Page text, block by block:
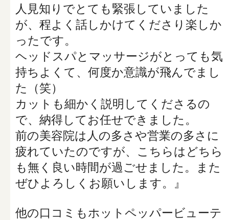
人見知りでとても緊張していました
が、程よく話しかけてくださり楽しか
ったです。
ヘッドスパとマッサージがとっても気
持ちよくて、何度か意識が飛んでまし
た（笑）
カットも細かく説明してくださるの
で、納得してお任せできました。
前の美容院は人の多さや営業の多さに
疲れていたのですが、こちらはどちら
も無く良い時間が過ごせました。また
ぜひよろしくお願いします。』
他の口コミもホットペッパービューテ